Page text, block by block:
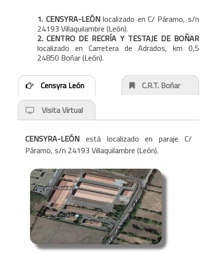
1. CENSYRA-LEÓNlocalizado en C/ Páramo, s/n
24193 Villaquilambre (León).
2. CENTRO DE RECRÍA Y TESTAJE DE BOÑAR
localizado en Carretera de Adrados, km 0,5
24850 Boñar (León).
Censyra León C.R.T. Boñar
Visita Virtual
CENSYRA-LEÓN está localizado en paraje C/
Páramo, s/n 24193 Villaquilambre (León).